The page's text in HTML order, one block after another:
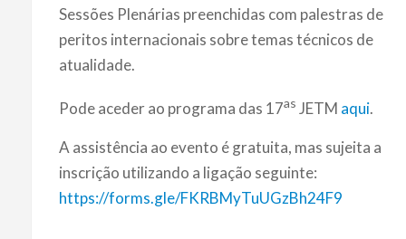
Sessões Plenárias preenchidas com palestras de
peritos internacionais sobre temas técnicos de
atualidade.
Pode aceder ao programa das 17as JETM aqui.
A assistência ao evento é gratuita, mas sujeita a
inscrição utilizando a ligação seguinte:
https://forms.gle/FKRBMyTuUGzBh24F9